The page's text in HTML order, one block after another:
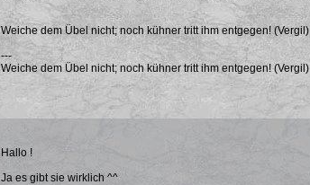
Weiche dem Übel nicht; noch kühner tritt ihm entgegen! (Vergil)
---
Weiche dem Übel nicht; noch kühner tritt ihm entgegen! (Vergil)
Hallo !
Ja es gibt sie wirklich ^^